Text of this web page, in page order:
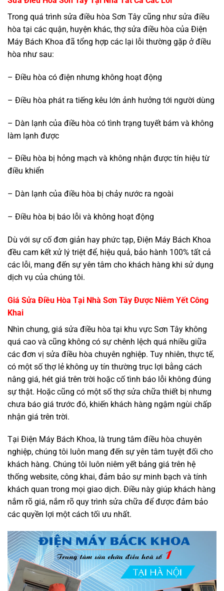
Trong quá trình sửa điều hòa Sơn Tây cũng như sửa điều
hòa tại các quận, huyện khác, thợ sửa điều hòa của Điện
Máy Bách Khoa đã tổng hợp các lại lỗi thường gặp ở điều
hòa như sau:
– Điều hòa có điện nhưng không hoạt động
– Điều hòa phát ra tiếng kêu lớn ảnh hưởng tới người dùng
– Dàn lạnh của điều hòa có tình trạng tuyết bám và không
làm lạnh được
– Điều hòa bị hỏng mạch và không nhận được tín hiệu từ
điều khiển
– Dàn lạnh của điều hòa bị chảy nước ra ngoài
– Điều hòa bị báo lỗi và không hoạt động
Dù với sự cố đơn giản hay phức tạp, Điện Máy Bách Khoa
đều cam kết xử lý triệt để, hiệu quả, bảo hành 100% tất cả
các lỗi, mang đến sự yên tâm cho khách hàng khi sử dụng
dịch vụ của chúng tôi.
Giá Sửa Điều Hòa Tại Nhà Sơn Tây Được Niêm Yết Công
Khai
Nhìn chung, giá sửa điều hòa tại khu vực Sơn Tây không
quá cao và cũng không có sự chênh lệch quá nhiều giữa
các đơn vị sửa điều hòa chuyên nghiệp. Tuy nhiên, thực tế,
có một số thợ lẻ không uy tín thường trục lợi bằng cách
nâng giá, hét giá trên trời hoặc cố tình báo lỗi không đúng
sự thật. Hoặc cũng có một số thợ sửa chữa thiết bị nhưng
chưa báo giá trước đó, khiến khách hàng ngậm ngùi chấp
nhận giá trên trời.
Tại Điện Máy Bách Khoa, là trung tâm điều hòa chuyên
nghiệp, chúng tôi luôn mang đến sự yên tâm tuyệt đối cho
khách hàng. Chúng tôi luôn niêm yết bảng giá trên hệ
thống website, công khai, đảm bảo sự minh bạch và tính
khách quan trong mọi giao dịch. Điều này giúp khách hàng
nắm rõ giá, nắm rõ quy trình sửa chữa để được đảm bảo
các quyền lợi một cách tối ưu nhất.